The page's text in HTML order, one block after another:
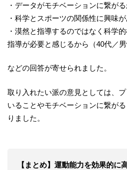
・データがモチベーションに繋が
・科学とスポーツの関係性に興味
・漠然と指導するのではなく科学
指導が必要と感じるから（40代／男
などの回答が寄せられました。
取り入れたい派の意見としては、
いることやモチベーションに繋が
りました。
【まとめ】運動能力を効果的に